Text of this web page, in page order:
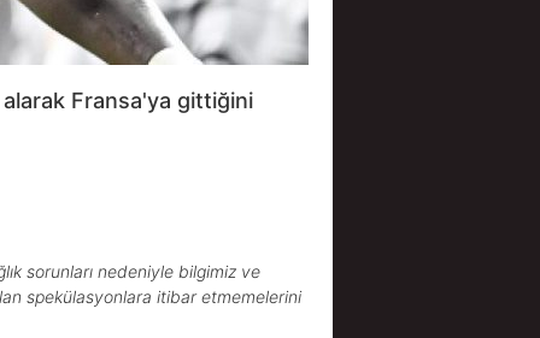
Fransa'ya gittiğini
sorunları nedeniyle bilgimiz ve
spekülasyonlara itibar etmemelerini